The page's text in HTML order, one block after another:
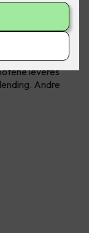
spoter
er lett å
typer rom i
spot kan
utmerket
leveres
Andre